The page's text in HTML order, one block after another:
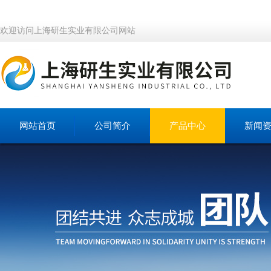
欢迎访问上海研生实业有限公司网站
网站首页 公司简介 产品中心 新闻